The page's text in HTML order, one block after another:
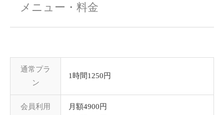
メニュー・料金
通常プラ
ン
1時間1250円
会員利用
月額4900円